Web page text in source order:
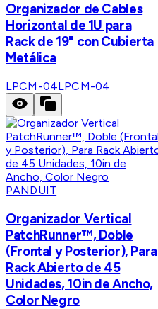
Organizador de Cables
Horizontal de 1U para
Rack de 19" con Cubierta
Metálica
LPCM-04LPCM-04
PANDUIT
Organizador Vertical
PatchRunner™, Doble
(Frontal y Posterior), Para
Rack Abierto de 45
Unidades, 10in de Ancho,
Color Negro